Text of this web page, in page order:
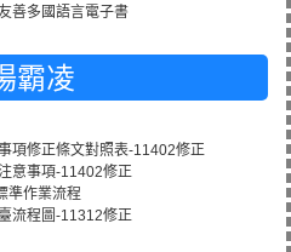
善多國語言電子書
霸凌
項修正條文對照表-11402修正
意事項-11402修正
準作業流程
流程圖-11312修正